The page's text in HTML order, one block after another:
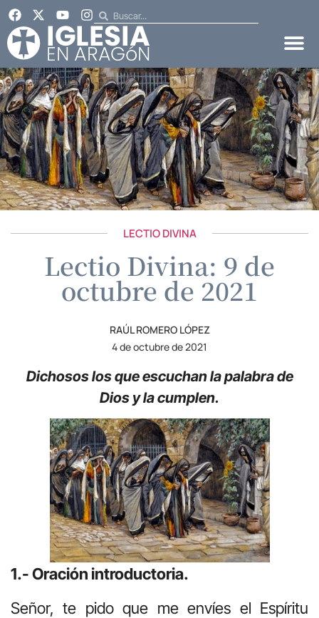
LECTIO DIVINA
Lectio Divina: 9 de
octubre de 2021
RAÚL ROMERO LÓPEZ
4 de octubre de 2021
Dichosos los que escuchan la palabra de
Dios y la cumplen.
1.- Oración introductoria.
Señor, te pido que me envíes el Espíritu